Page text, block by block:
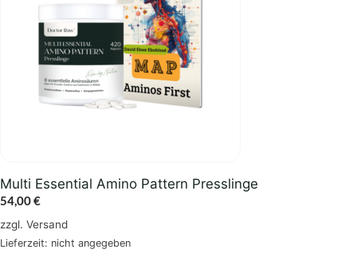
Multi Essential Amino Pattern Presslinge
54,00€
zzgl. Versand
Lieferzeit: nicht angegeben